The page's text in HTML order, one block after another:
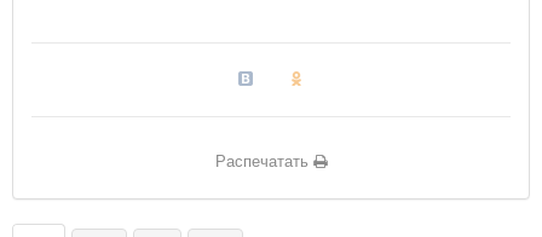
Распечатать